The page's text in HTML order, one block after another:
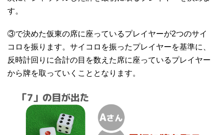
す。
③で決めた仮東の席に座っているプレイヤーが2つのサイ
コロを振ります。サイコロを振ったプレイヤーを基準に、
反時計回りに合計の目を数えた席に座っているプレイヤー
から牌を取っていくこととなります。